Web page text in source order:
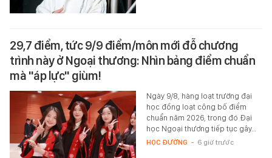
29,7 điểm, tức 9/9 điểm/môn mới đỗ chương
trình này ở Ngoại thương: Nhìn bảng điểm chuẩn
mà "áp lực" giùm!
Ngày 9/8, hàng loạt trường đại
học đồng loạt công bố điểm
chuẩn năm 2026, trong đó Đại
học Ngoại thương tiếp tục gây…
HỌC ĐƯỜNG - 6 giờ trước